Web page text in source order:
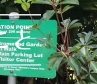
と